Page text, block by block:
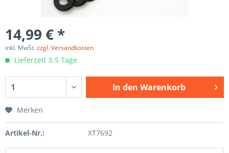
14,99 € *
inkl. MwSt.zzgl. Versandkosten
Lieferzeit 3-5 Tage
In den Warenkorb
Merken
Artikel-Nr.: XT7692